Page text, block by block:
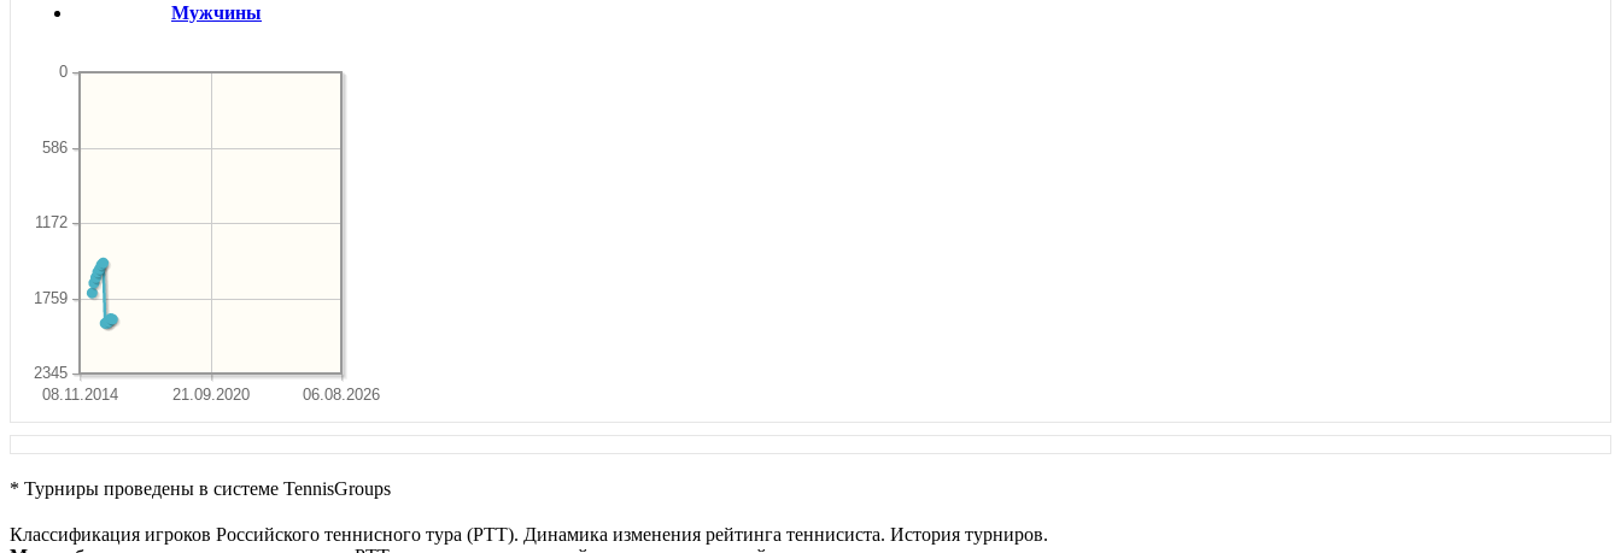
Мужчины
08.11.2014 21.09.2020 06.08.2026
2345
1759
1172
586
0
* Турниры проведены в системе TennisGroups
Классификация игроков Российского теннисного тура (РТТ). Динамика изменения рейтинга теннисиста. История турниров.